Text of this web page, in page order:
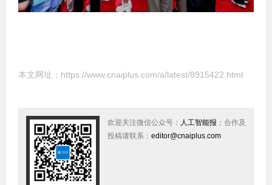
本文网址： https://www.cnaiplus.com/a/latest/8915422.html
欢迎关注微信公众号： 人工智能报 ；合作及
投稿请联系： editor@cnaiplus.com